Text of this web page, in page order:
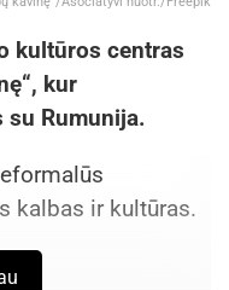
kultūros centras
kur
Rumunija.
kalbas ir kultūras.